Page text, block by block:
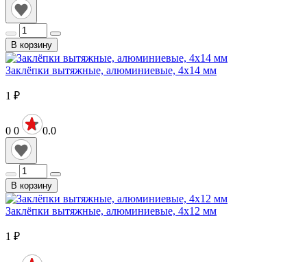
В корзину
Заклёпки вытяжные, алюминиевые, 4х14 мм
1 ₽
0 0 0.0
В корзину
Заклёпки вытяжные, алюминиевые, 4х12 мм
1 ₽